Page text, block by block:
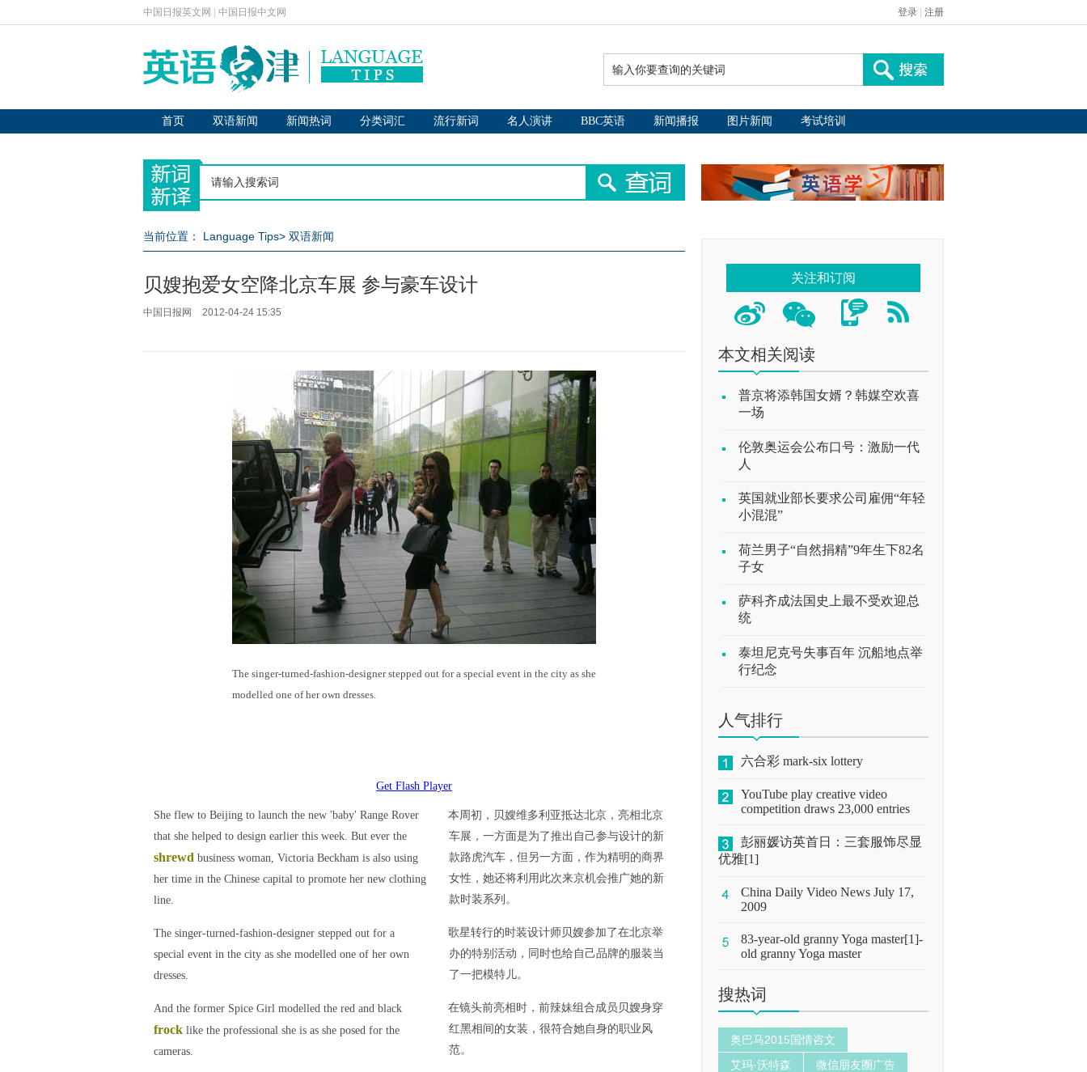
中国日报英文网 中国日报中文网 登录 注册
首页 双语新闻 新闻热词 分类词汇 流行新词 名人演讲 BBC英语 新闻播报 图片新闻 考试培训
当前位置： Language Tips> 双语新闻
贝嫂抱爱女空降北京车展 参与豪车设计
中国日报网 2012-04-24 15:35
The singer-turned-fashion-designer stepped out for a special event in the city as she
modelled one of her own dresses.
Get Flash Player
She flew to Beijing to launch the new 'baby' Range Rover
that she helped to design earlier this week. But ever the
shrewd business woman, Victoria Beckham is also using
her time in the Chinese capital to promote her new clothing
line.
The singer-turned-fashion-designer stepped out for a
special event in the city as she modelled one of her own
dresses.
And the former Spice Girl modelled the red and black
frock like the professional she is as she posed for the
cameras.
本周初，贝嫂维多利亚抵达北京，亮相北京
车展，一方面是为了推出自己参与设计的新
款路虎汽车，但另一方面，作为精明的商界
女性，她还将利用此次来京机会推广她的新
款时装系列。
歌星转行的时装设计师贝嫂参加了在北京举
办的特别活动，同时也给自己品牌的服装当
了一把模特儿。
在镜头前亮相时，前辣妹组合成员贝嫂身穿
红黑相间的女装，很符合她自身的职业风
范。
关注和订阅
本文相关阅读
普京将添韩国女婿？韩媒空欢喜
一场
伦敦奥运会公布口号：激励一代
人
英国就业部长要求公司雇佣“年轻
小混混”
荷兰男子“自然捐精”9年生下82名
子女
萨科齐成法国史上最不受欢迎总
统
泰坦尼克号失事百年 沉船地点举
行纪念
人气排行
六合彩 mark-six lottery
YouTube play creative video
competition draws 23,000 entries
彭丽媛访英首日：三套服饰尽显
优雅[1]
China Daily Video News July 17,
2009
83-year-old granny Yoga master[1]-
old granny Yoga master
搜热词
奥巴马2015国情咨文
艾玛·沃特森
微信朋友圈广告